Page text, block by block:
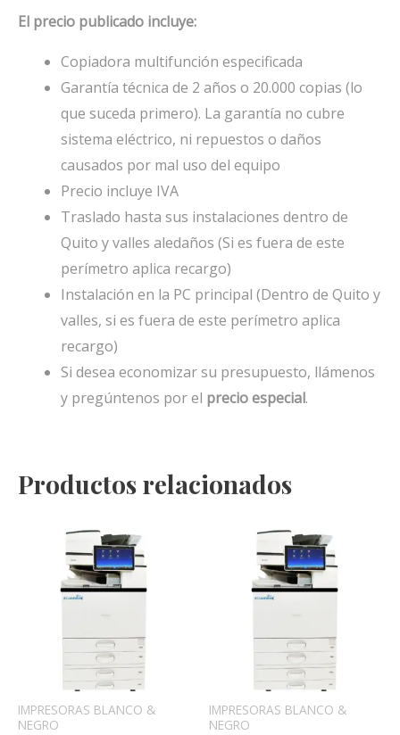
El precio publicado incluye:
Copiadora multifunción especificada
Garantía técnica de 2 años o 20.000 copias (lo
que suceda primero). La garantía no cubre
sistema eléctrico, ni repuestos o daños
causados por mal uso del equipo
Precio incluye IVA
Traslado hasta sus instalaciones dentro de
Quito y valles aledaños (Si es fuera de este
perímetro aplica recargo)
Instalación en la PC principal (Dentro de Quito y
valles, si es fuera de este perímetro aplica
recargo)
Si desea economizar su presupuesto, llámenos
y pregúntenos por el precio especial.
Productos relacionados
IMPRESORAS BLANCO &
NEGRO
IMPRESORAS BLANCO &
NEGRO